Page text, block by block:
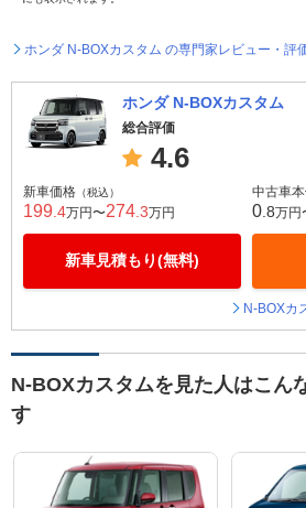
ホンダ N-BOXカスタム の専門家レビュー・評
ホンダ N-BOXカスタム
総合評価
4.6
新車価格 （税込）
199 .4万円〜274 .3万円
新車見積もり(無料)
中古車
0 .8万円
N-BOXカ
N-BOXカスタムを見た人はこん
す